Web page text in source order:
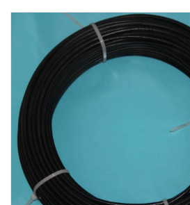
Handlier
Staalkabel
Verstaging
Rvs Sluiting